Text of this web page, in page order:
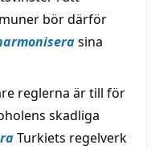
bör därför
sina
reglerna är till för
skadliga
Turkiets regelverk